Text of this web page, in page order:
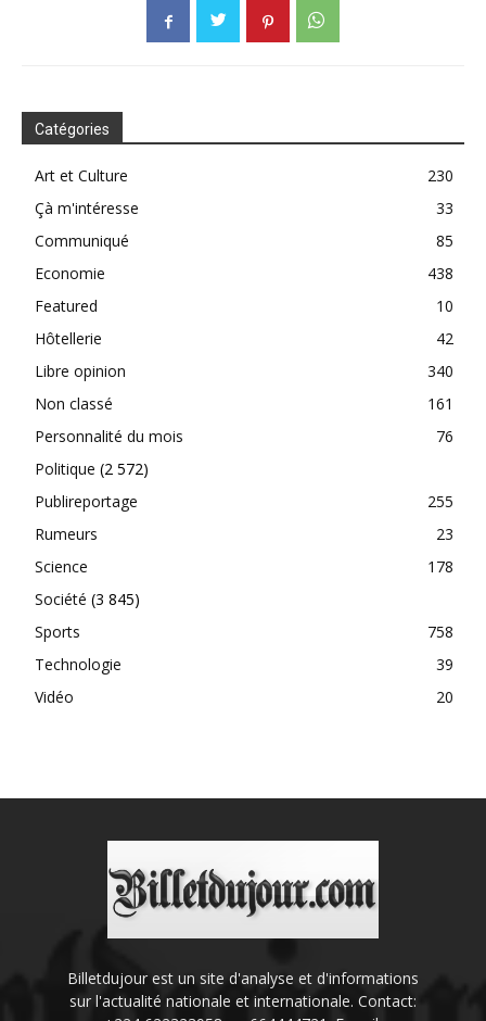
Catégories
Art et Culture
230
Çà m'intéresse
33
Communiqué
85
Economie
438
Featured
10
Hôtellerie
42
Libre opinion
340
Non classé
161
Personnalité du mois
76
Politique (2 572)
Publireportage
255
Rumeurs
23
Science
178
Société (3 845)
Sports
758
Technologie
39
Vidéo
20
Billetdujour est un site d'analyse et d'informations
sur l'actualité nationale et internationale. Contact: